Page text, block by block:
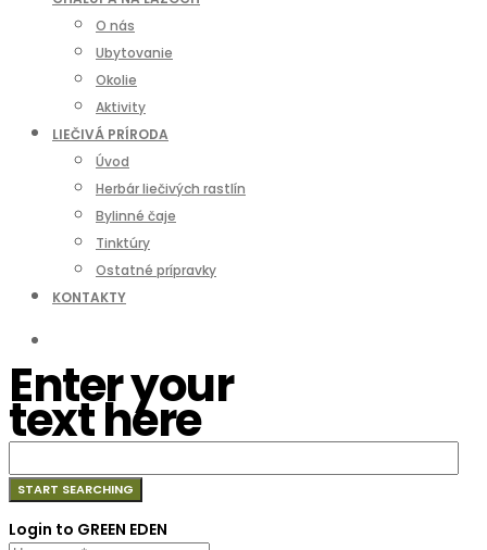
O nás
Ubytovanie
Okolie
Aktivity
LIEČIVÁ PRÍRODA
Úvod
Herbár liečivých rastlín
Bylinné čaje
Tinktúry
Ostatné prípravky
KONTAKTY
Enter your
text here
Login to GREEN EDEN